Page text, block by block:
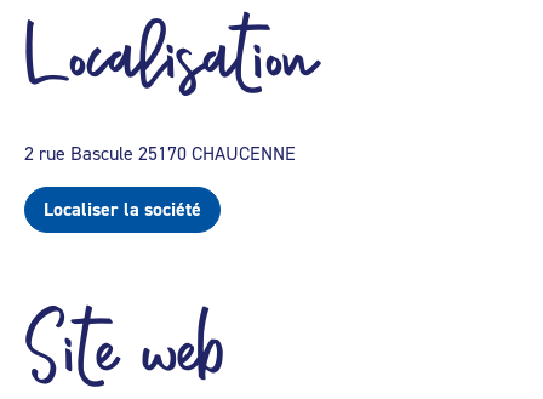
Localisation
2 rue Bascule 25170 CHAUCENNE
Localiser la société
Site web